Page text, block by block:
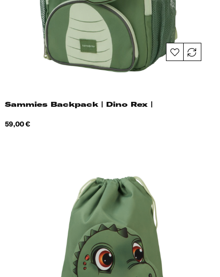
Sammies Backpack | Dino Rex |
Hind
59,00 €